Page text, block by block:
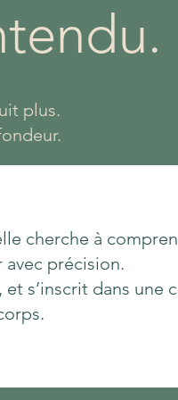
plus.
cherche à
précision.
s’inscrit dans une